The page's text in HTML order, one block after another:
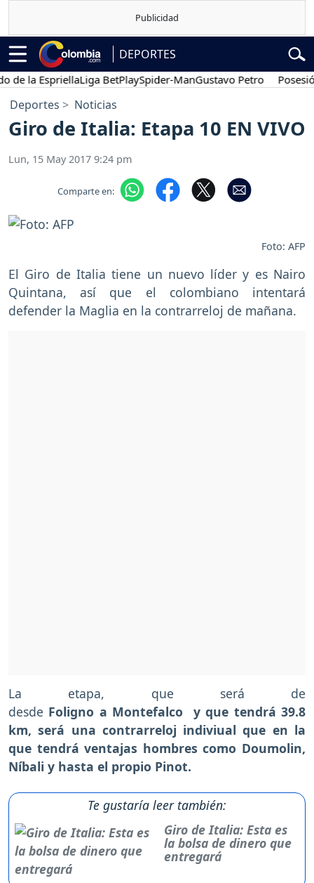
DEPORTES
la EspriellaLiga BetPlaySpider-ManGustavo Petro Posesión
Deportes Noticias
Giro de Italia: Etapa 10 EN VIVO
Lun, 15 May 2017 9:24 pm
Comparte en:
Foto: AFP
El Giro de Italia tiene un nuevo líder y es Nairo
Quintana, así que el colombiano intentará
defender la Maglia en la contrarreloj de mañana.
La etapa, que será de
desde Foligno a Montefalco y que tendrá 39.8
km, será una contrarreloj indiviual que en la
que tendrá ventajas hombres como Doumolin,
Níbali y hasta el propio Pinot.
Te gustaría leer también:
Giro de Italia: Esta es
la bolsa de dinero que
entregará